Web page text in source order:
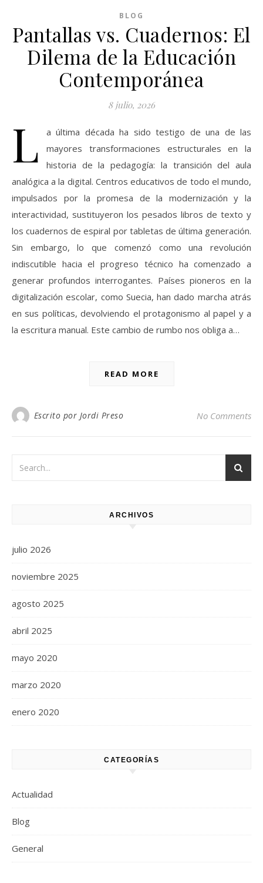
BLOG
Pantallas vs. Cuadernos: El
Dilema de la Educación
Contemporánea
8 julio, 2026
L
a última década ha sido testigo de una de las
mayores transformaciones estructurales en la
historia de la pedagogía: la transición del aula
analógica a la digital. Centros educativos de todo el mundo,
impulsados por la promesa de la modernización y la
interactividad, sustituyeron los pesados libros de texto y
los cuadernos de espiral por tabletas de última generación.
Sin embargo, lo que comenzó como una revolución
indiscutible hacia el progreso técnico ha comenzado a
generar profundos interrogantes. Países pioneros en la
digitalización escolar, como Suecia, han dado marcha atrás
en sus políticas, devolviendo el protagonismo al papel y a
la escritura manual. Este cambio de rumbo nos obliga a…
READ MORE
Escrito por Jordi Preso No Comments
ARCHIVOS
julio 2026
noviembre 2025
agosto 2025
abril 2025
mayo 2020
marzo 2020
enero 2020
CATEGORÍAS
Actualidad
Blog
General